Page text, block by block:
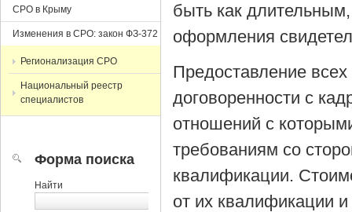
быть как
оформления
Предоставление
договоренности с
отношений с
требованиям со
квалификации.
от их квалификации
СРО в Крыму
Изменения в СРО: закон ФЗ-372
Регионализация СРО
Национальный реестр
специалистов
Форма поиска
Найти